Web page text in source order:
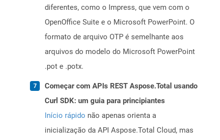
diferentes, como o Impress, que vem com o
OpenOffice Suite e o Microsoft PowerPoint. O
formato de arquivo OTP é semelhante aos
arquivos do modelo do Microsoft PowerPoint
.pot e .potx.
Começar com APIs REST Aspose.Total usando
Curl SDK: um guia para principiantes
Início rápido não apenas orienta a
inicialização da API Aspose.Total Cloud, mas